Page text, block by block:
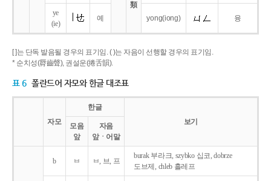
類
ye
(ie)
예 yong(iong) 융
[ ]는 단독 발음될 경우의 표기임. ( )는 자음이 선행할 경우의 표기임.
* 순치성(脣齒聲), 권설운(捲舌韻).
표 6 폴란드어 자모와 한글 대조표
자모
한글
보기
모음
앞
자음
앞ㆍ어말
b ㅂ ㅂ, 브, 프
burak 부라크, szybko 십코, dobrze
도브제, chleb 흘레프